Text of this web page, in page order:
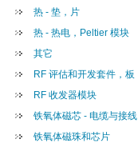
热 - 垫，片
热 - 热电，Peltier 模块
其它
RF 评估和开发套件，板
RF 收发器模块
铁氧体磁芯 - 电缆与接线
铁氧体磁珠和芯片